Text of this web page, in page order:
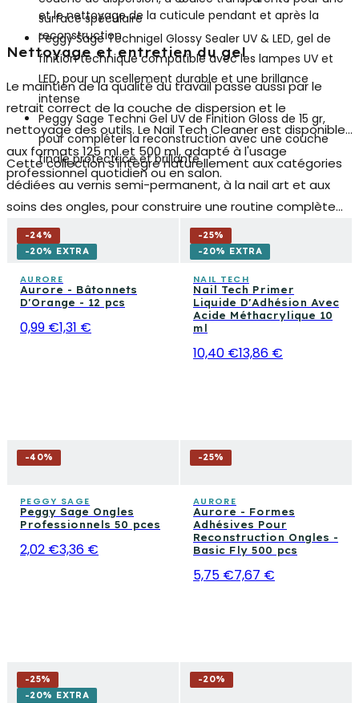
et le nettoyage de la cuticule pendant et après la
reconstruction
surface spéculaire
Peggy Sage Technigel Glossy Sealer UV & LED, gel de
finition technique compatible avec les lampes UV et
LED, pour un scellement durable et une brillance
intense
Peggy Sage Techni Gel UV de Finition Gloss de 15 gr,
pour compléter la reconstruction avec une couche
finale protectrice et brillante
Nettoyage et entretien du gel
Le maintien de la qualité du travail passe aussi par le
retrait correct de la couche de dispersion et le
nettoyage des outils. Le Nail Tech Cleanerest disponible
aux formats 125 ml et 500 ml, adapté à l'usage
professionnel quotidien ou en salon.
Cette collection s'intègre naturellement aux catégories
dédiées au vernis semi-permanent, à la nail art et aux
soins des ongles, pour construire une routine complète
qui va de la préparation à la décoration jusqu'à
l'entretien. Qu'il s'agisse d'un usage domestique ou
qu'il faut pour obtenir des ongles reconstruits résistants,
bien modelés et visuellement impeccables.
-24%
-20% EXTRA
AURORE
Aurore - Bâtonnets
D'Orange - 12 pcs
0,99 €1,31 €
-25%
-20% EXTRA
NAIL TECH
Nail Tech Primer
Liquide D'Adhésion Avec
Acide Méthacrylique 10
ml
10,40 €13,86 €
-40%
PEGGY SAGE
Peggy Sage Ongles
Professionnels 50 pces
2,02 €3,36 €
-25%
AURORE
Aurore - Formes
Adhésives Pour
Reconstruction Ongles -
Basic Fly 500 pcs
5,75 €7,67 €
-25%
-20% EXTRA
-20%